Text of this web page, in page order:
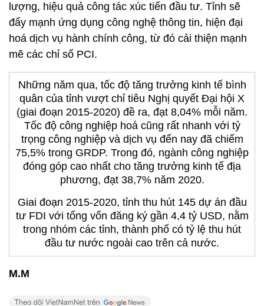
lượng, hiệu quả công tác xúc tiến đầu tư. Tỉnh sẽ
đẩy mạnh ứng dụng công nghệ thông tin, hiện đại
hoá dịch vụ hành chính công, từ đó cải thiện mạnh
mẽ các chỉ số PCI.
Những năm qua, tốc độ tăng trưởng kinh tế bình
quân của tỉnh vượt chỉ tiêu Nghị quyết Ðại hội X
(giai đoạn 2015-2020) đề ra, đạt 8,04% mỗi năm.
Tốc độ công nghiệp hoá cũng rất nhanh với tỷ
trọng công nghiệp và dịch vụ đến nay đã chiếm
75,5% trong GRDP. Trong đó, ngành công nghiệp
đóng góp cao nhất cho tăng trưởng kinh tế địa
phương, đạt 38,7% năm 2020.
Giai đoạn 2015-2020, tỉnh thu hút 145 dự án đầu
tư FDI với tổng vốn đăng ký gần 4,4 tỷ USD, nằm
trong nhóm các tỉnh, thành phố có tỷ lệ thu hút
đầu tư nước ngoài cao trên cả nước.
M.M